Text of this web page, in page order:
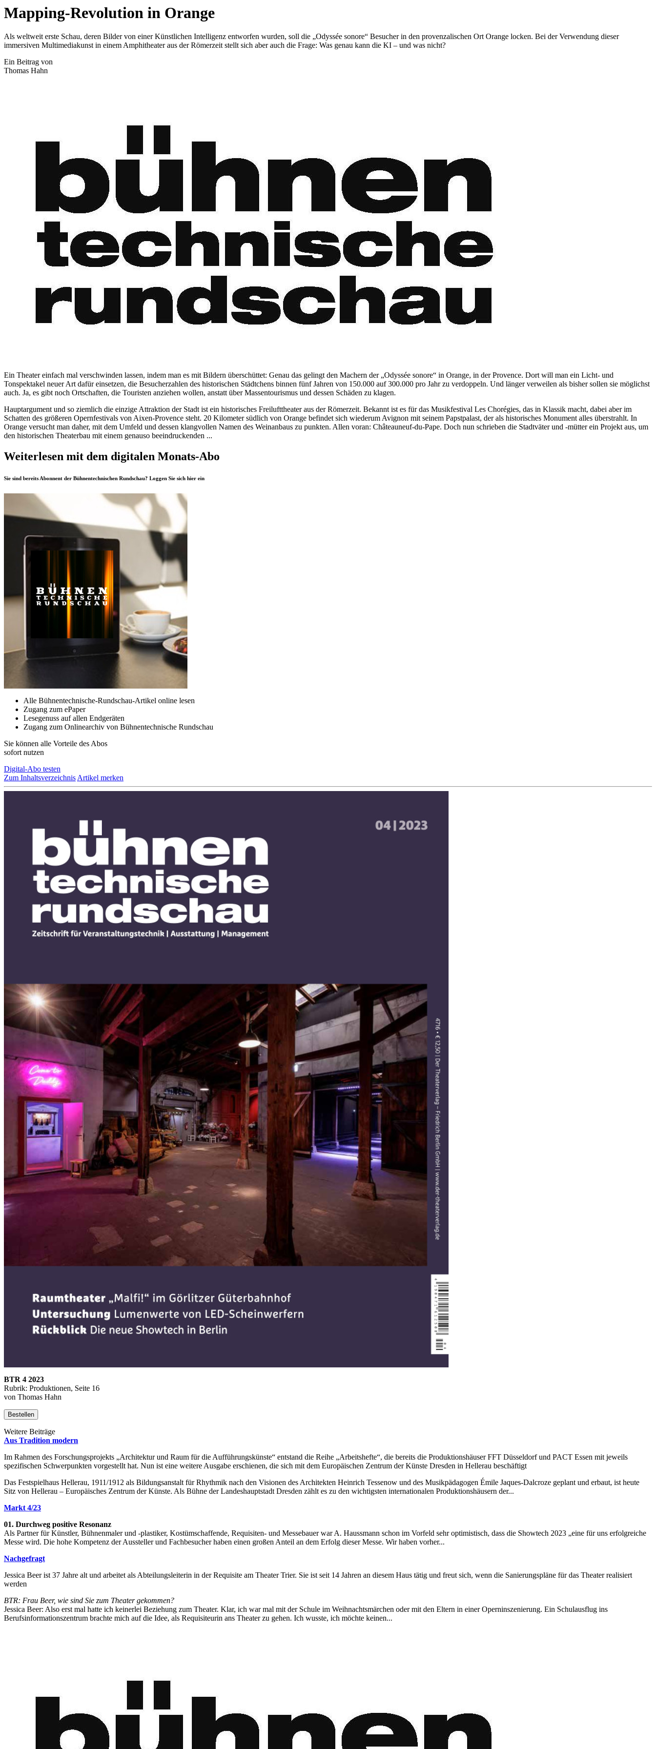
Mapping-Revolution in Orange
Als weltweit erste Schau, deren Bilder von einer Künstlichen Intelligenz entworfen wurden, soll die „Odyssée sonore“ Besucher in den provenzalischen Ort Orange locken. Bei der Verwendung dieser
immersiven Multimediakunst in einem Amphitheater aus der Römerzeit stellt sich aber auch die Frage: Was genau kann die KI – und was nicht?
Ein Beitrag von
Thomas Hahn
Ein Theater einfach mal verschwinden lassen, indem man es mit Bildern überschüttet: Genau das gelingt den Machern der „Odyssée sonore“ in Orange, in der Provence. Dort will man ein Licht- und
Tonspektakel neuer Art dafür einsetzen, die Besucherzahlen des historischen Städtchens binnen fünf Jahren von 150.000 auf 300.000 pro Jahr zu verdoppeln. Und länger verweilen als bisher sollen sie möglichst
auch. Ja, es gibt noch Ortschaften, die Touristen anziehen wollen, anstatt über Massentourismus und dessen Schäden zu klagen.
Hauptargument und so ziemlich die einzige Attraktion der Stadt ist ein historisches Freilufttheater aus der Römerzeit. Bekannt ist es für das Musikfestival Les Chorégies, das in Klassik macht, dabei aber im
Schatten des größeren Opernfestivals von Aixen-Provence steht. 20 Kilometer südlich von Orange befindet sich wiederum Avignon mit seinem Papstpalast, der als historisches Monument alles überstrahlt. In
Orange versucht man daher, mit dem Umfeld und dessen klangvollen Namen des Weinanbaus zu punkten. Allen voran: Châteauneuf-du-Pape. Doch nun schrieben die Stadtväter und -mütter ein Projekt aus, um
den historischen Theaterbau mit einem genauso beeindruckenden ...
Weiterlesen mit dem digitalen Monats-Abo
Sie sind bereits Abonnent der Bühnentechnischen Rundschau? Loggen Sie sich hier ein
Alle Bühnentechnische-Rundschau-Artikel online lesen
Zugang zum ePaper
Lesegenuss auf allen Endgeräten
Zugang zum Onlinearchiv von Bühnentechnische Rundschau
Sie können alle Vorteile des Abos
sofort nutzen
Digital-Abo testen
Zum Inhaltsverzeichnis Artikel merken
BTR 4 2023
Rubrik: Produktionen, Seite 16
von Thomas Hahn
Bestellen
Weitere Beiträge
Aus Tradition modern
Im Rahmen des Forschungsprojekts „Architektur und Raum für die Aufführungskünste“ entstand die Reihe „Arbeitshefte“, die bereits die Produktionshäuser FFT Düsseldorf und PACT Essen mit jeweils
spezifischen Schwerpunkten vorgestellt hat. Nun ist eine weitere Ausgabe erschienen, die sich mit dem Europäischen Zentrum der Künste Dresden in Hellerau beschäftigt
Das Festspielhaus Hellerau, 1911/1912 als Bildungsanstalt für Rhythmik nach den Visionen des Architekten Heinrich Tessenow und des Musikpädagogen Émile Jaques-Dalcroze geplant und erbaut, ist heute
Sitz von Hellerau – Europäisches Zentrum der Künste. Als Bühne der Landeshauptstadt Dresden zählt es zu den wichtigsten internationalen Produktionshäusern der...
Markt 4/23
01. Durchweg positive Resonanz
Als Partner für Künstler, Bühnenmaler und -plastiker, Kostümschaffende, Requisiten- und Messebauer war A. Haussmann schon im Vorfeld sehr optimistisch, dass die Showtech 2023 „eine für uns erfolgreiche
Messe wird. Die hohe Kompetenz der Aussteller und Fachbesucher haben einen großen Anteil an dem Erfolg dieser Messe. Wir haben vorher...
Nachgefragt
Jessica Beer ist 37 Jahre alt und arbeitet als Abteilungsleiterin in der Requisite am Theater Trier. Sie ist seit 14 Jahren an diesem Haus tätig und freut sich, wenn die Sanierungspläne für das Theater realisiert
werden
BTR: Frau Beer, wie sind Sie zum Theater gekommen?
Jessica Beer: Also erst mal hatte ich keinerlei Beziehung zum Theater. Klar, ich war mal mit der Schule im Weihnachtsmärchen oder mit den Eltern in einer Operninszenierung. Ein Schulausflug ins
Berufsinformationszentrum brachte mich auf die Idee, als Requisiteurin ans Theater zu gehen. Ich wusste, ich möchte keinen...